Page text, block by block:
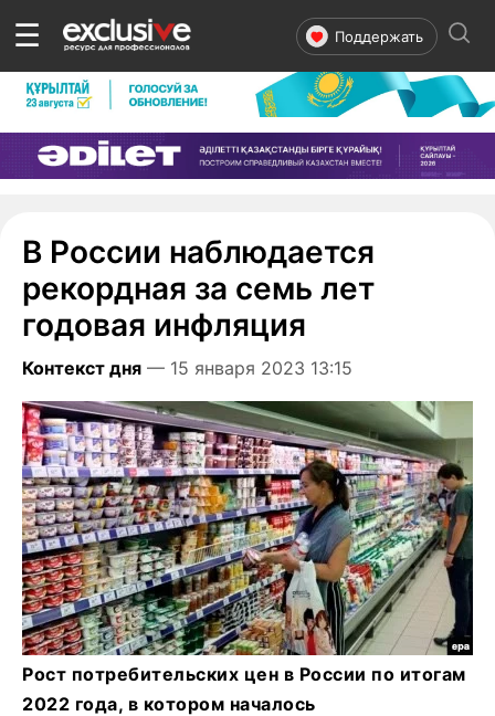
☰ Поддержать
В России наблюдается
рекордная за семь лет
годовая инфляция
Контекст дня — 15 января 2023 13:15
Рост потребительских цен в России по итогам
2022 года, в котором началось